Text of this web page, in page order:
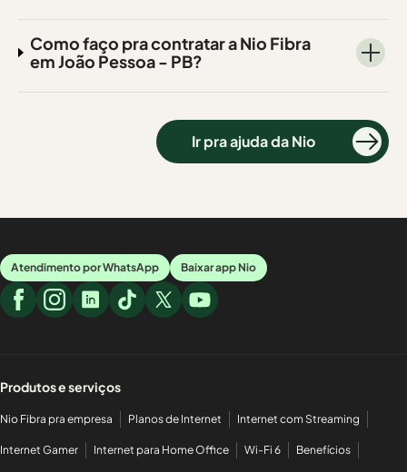
Como faço pra contratar a Nio Fibra
em João Pessoa - PB?
Ir pra ajuda da Nio
Atendimento por WhatsApp Baixar app Nio
Produtos e serviços
Nio Fibra pra empresa Planos de Internet Internet com Streaming
Internet Gamer Internet para Home Office Wi-Fi 6 Benefícios